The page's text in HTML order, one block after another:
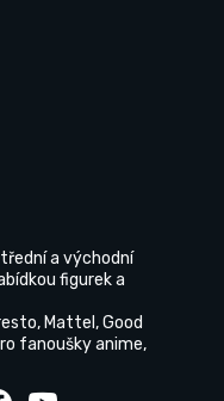
a východní
figurek a
Mattel, Good
fanoušky anime,